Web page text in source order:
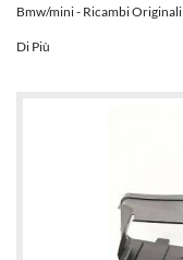
Bmw/mini - Ricambi Originali
Di Più